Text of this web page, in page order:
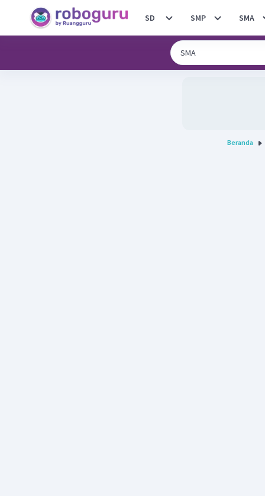
SD SMP SMA
Beranda